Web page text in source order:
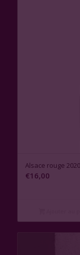
Alsace rouge 2020
€16,00